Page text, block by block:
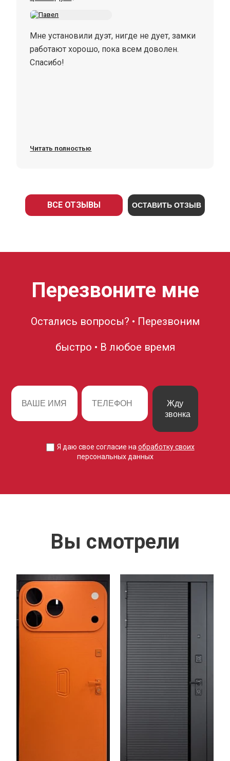
Мне установили дуэт, нигде не дует, замки
работают хорошо, пока всем доволен.
Спасибо!
Читать полностью
ВСЕ ОТЗЫВЫ ОСТАВИТЬ ОТЗЫВ
Перезвоните мне
Остались вопросы? • Перезвоним
быстро • В любое время
Жду
звонка
Я даю свое согласие на обработку своих
персональных данных
Вы смотрели